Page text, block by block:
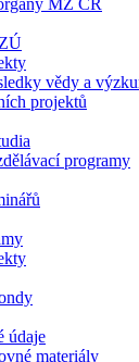
MZ ČR
vědy a
projektů
programy
údaje
materiály